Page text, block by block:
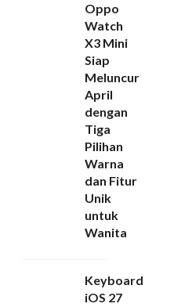
Oppo
Watch
X3 Mini
Siap
Meluncur
April
dengan
Tiga
Pilihan
Warna
dan Fitur
Unik
untuk
Wanita
Keyboard
iOS 27